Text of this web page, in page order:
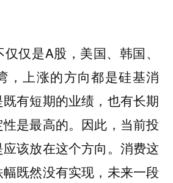
仅是A股，美国、韩国、
，上涨的方向都是硅基消
有短期的业绩，也有长期
是最高的。因此，当前投
该放在这个方向。消费这
既然没有实现，未来一段